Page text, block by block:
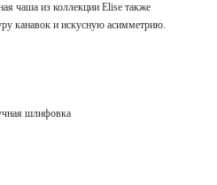
чаша из коллекции Elise также
канавок и искусную асимметрию.
шлифовка